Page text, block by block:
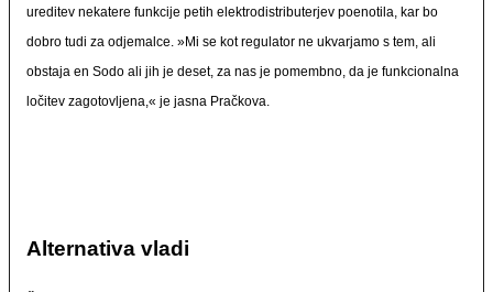
ureditev nekatere funkcije petih elektrodistributerjev poenotila, kar bo
dobro tudi za odjemalce. »Mi se kot regulator ne ukvarjamo s tem, ali
obstaja en Sodo ali jih je deset, za nas je pomembno, da je funkcionalna
ločitev zagotovljena,« je jasna Pračkova.
Alternativa vladi